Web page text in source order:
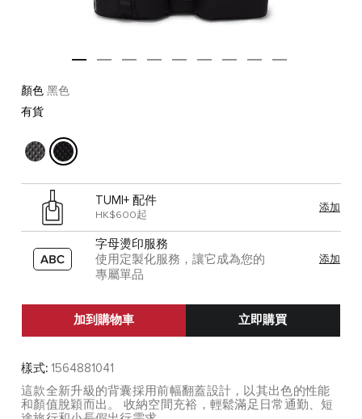
顏色 黑色
有貨
TUMI+ 配件
HK$600起
添加
字母燙印服務
使用定製化服務，讓它成為您的
專屬單品
添加
加到購物車 立即購買
樣式: 1564881041
這款全新升級的背囊採用前幅翻蓋設計，以其出色的性能
和顏值脫穎而出。 收納空間充裕，輕鬆滿足日常通勤、短